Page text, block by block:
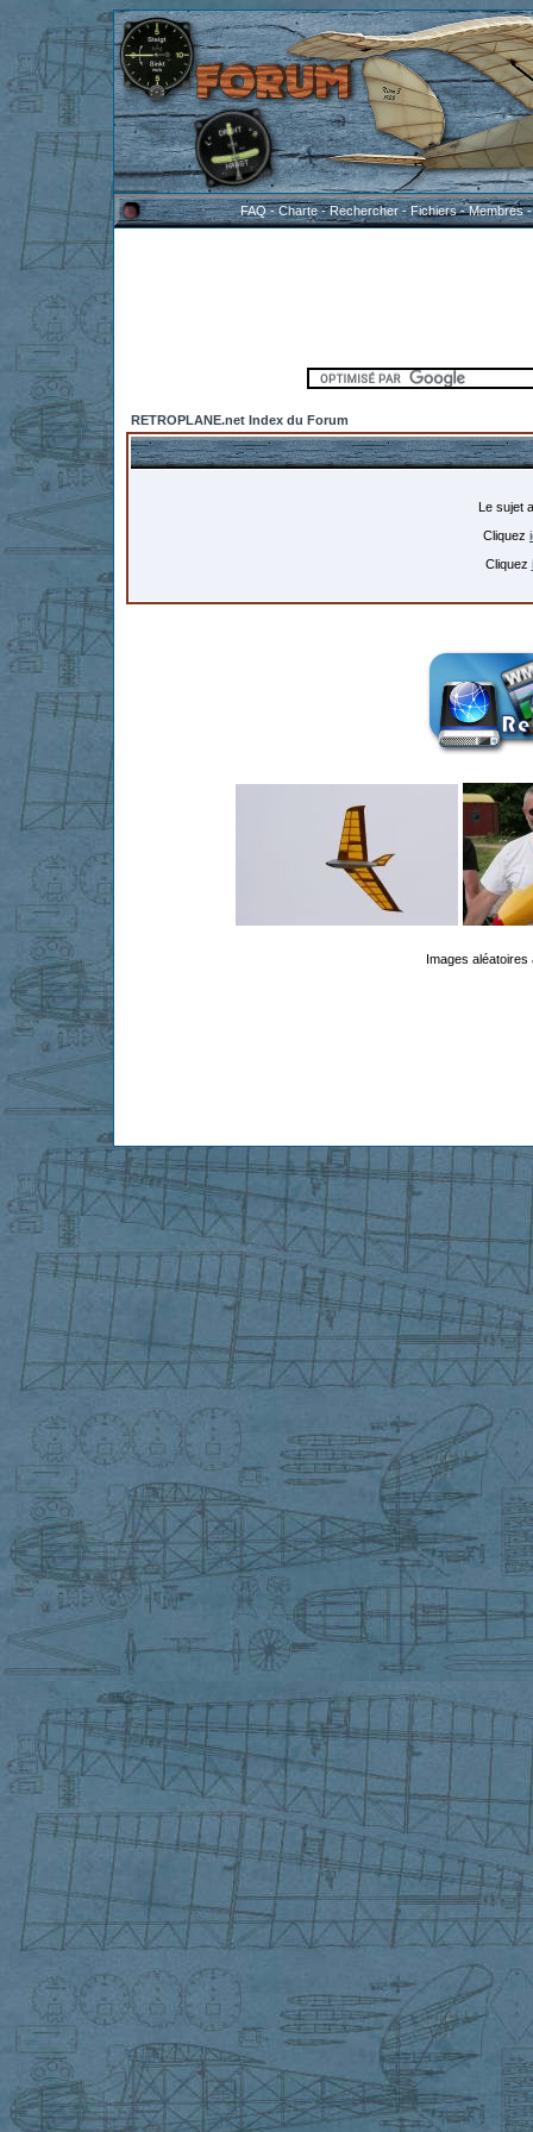
FAQ-Charte-Rechercher-Fichiers-Membres
RETROPLANE.net Index du Forum
Le sujet
Cliquez
Cliquez
Images aléatoires